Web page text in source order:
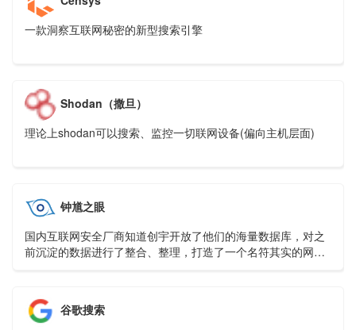
一款洞察互联网秘密的新型搜索引擎
Shodan（撒旦）
理论上shodan可以搜索、监控一切联网设备(偏向主机层面)
钟馗之眼
国内互联网安全厂商知道创宇开放了他们的海量数据库，对之
前沉淀的数据进行了整合、整理，打造了一个名符其实的网络
谷歌搜索